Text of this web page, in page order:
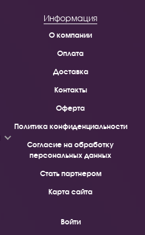
Информация
О компании
Оплата
Доставка
Контакты
Оферта
Политика конфиденциальности
Согласие на обработку
персональных данных
Стать партнером
Карта сайта
Войти